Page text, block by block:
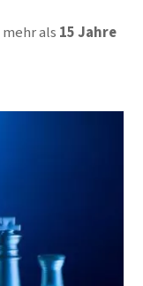
als 15 Jahre